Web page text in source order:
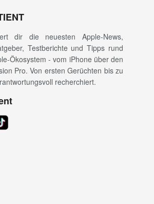
dir die neuesten Apple-News,
Testberichte und Tipps rund
Ökosystem - vom iPhone über den
Pro. Von ersten Gerüchten bis zu
recherchiert.